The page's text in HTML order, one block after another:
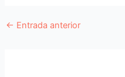
← Entrada anterior